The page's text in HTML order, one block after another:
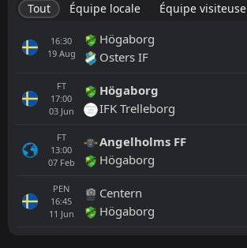
Tout Équipe locale Équipe visiteuse
16:30
19 Aug
Högaborg
Osters IF
FT
17:00
03 Jun
Högaborg
IFK Trelleborg
FT
13:00
07 Feb
Angelholms FF
Högaborg
PEN
16:45
11 Jun
Centern
Högaborg